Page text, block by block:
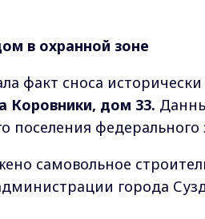
в охранной зоне
факт сноса
Коровники, дом 33.
поселения федерального
самовольное
города